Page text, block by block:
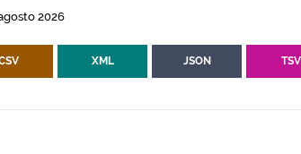
2026
XML JSON TSV